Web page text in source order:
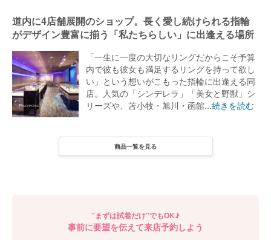
道内に4店舗展開のショップ。長く愛し続けられる指輪
がデザイン豊富に揃う「私たちらしい」に出逢える場所
「一生に一度の大切なリングだからこそ予算
内で彼も彼女も満足するリングを持って欲し
い」という想いがこもった指輪に出逢える同
店。人気の「シンデレラ」「美女と野獣」シ
リーズや、苫小牧・旭川・函館...続きを読む
商品一覧を見る
ブランド・ショップの特徴
商品一覧を見る
”まずは試着だけ”でもOK♪
事前に要望を伝えて来店予約しよう